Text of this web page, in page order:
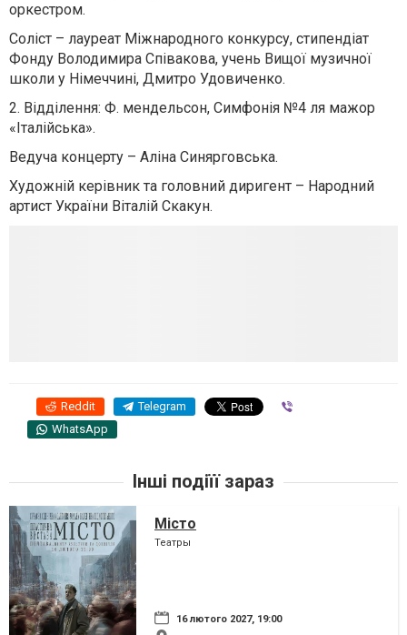
оркестром.
Соліст – лауреат Міжнародного конкурсу, стипендіат
Фонду Володимира Співакова, учень Вищої музичної
школи у Німеччині, Дмитро Удовиченко.
2. Відділення: Ф. мендельсон, Симфонія №4 ля мажор
«Італійська».
Ведуча концерту – Аліна Синярговська.
Художній керівник та головний диригент – Народний
артист України Віталій Скакун.
Reddit Telegram
WhatsApp
Інші подіїї зараз
Місто
Театры
16 лютого 2027, 19:00